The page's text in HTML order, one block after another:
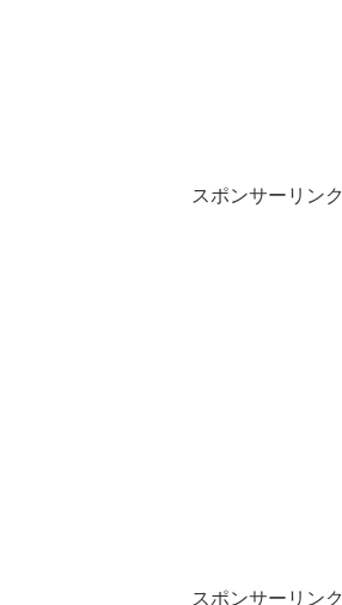
スポンサーリンク
スポンサーリンク